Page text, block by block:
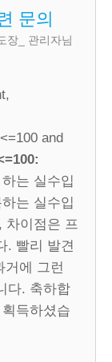
문의
장_ 관리자님
and
는 실수입
는 실수입
차이점은 프
. 빨리 발견
거에 그런
다. 축하합
득하셨습